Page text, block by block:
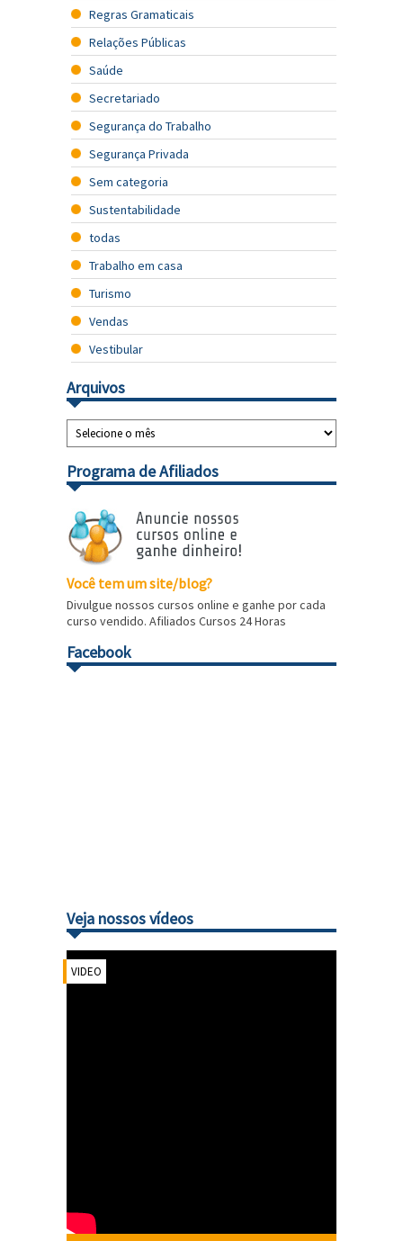
Regras Gramaticais
Relações Públicas
Saúde
Secretariado
Segurança do Trabalho
Segurança Privada
Sem categoria
Sustentabilidade
todas
Trabalho em casa
Turismo
Vendas
Vestibular
Arquivos
Programa de Afiliados
Você tem um site/blog?
Divulgue nossos cursos online e ganhe por cada
curso vendido. Afiliados Cursos 24 Horas
Facebook
Veja nossos vídeos
VIDEO